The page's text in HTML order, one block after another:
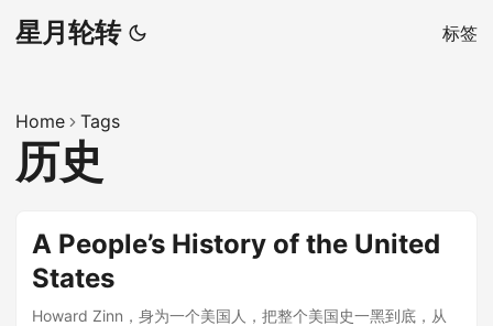
星月轮转 标签
Home Tags
历史
A People’s History of the United
States
Howard Zinn，身为一个美国人，把整个美国史一黑到底，从